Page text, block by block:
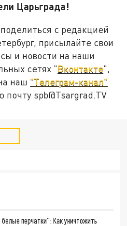
Царьграда!
с редакцией
присылайте свои
и новости на наши
сетях "Вконтакте",
наш "Телеграм-канал"
почту spb@Tsargrad.TV
перчатки": Как уничтожить